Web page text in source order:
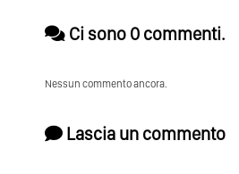
Ci sono 0 commenti.
Nessun commento ancora.
Lascia un commento